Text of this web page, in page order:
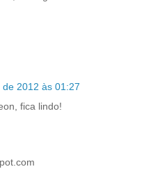
2012 às 01:27
fica lindo!